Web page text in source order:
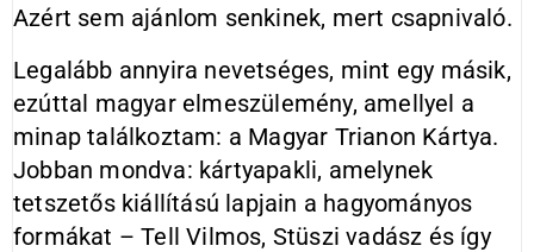
Azért sem ajánlom senkinek, mert csapnivaló.
Legalább annyira nevetséges, mint egy másik,
ezúttal magyar elmeszülemény, amellyel a
minap találkoztam: a Magyar Trianon Kártya.
Jobban mondva: kártyapakli, amelynek
tetszetős kiállítású lapjain a hagyományos
formákat – Tell Vilmos, Stüszi vadász és így